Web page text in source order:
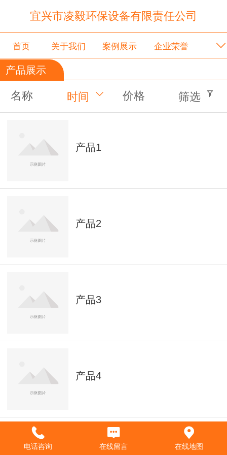
宜兴市凌毅环保设备有限责任公司
首页 关于我们 案例展示 企业荣誉
联系我们
产品展示
名称 时间 价格 筛选
产品1
产品2
产品3
产品4
产品5
电话咨询 在线留言 在线地图